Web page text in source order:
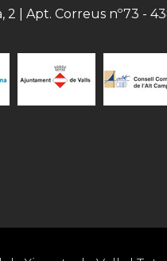
| Apt. Correus nº73 -